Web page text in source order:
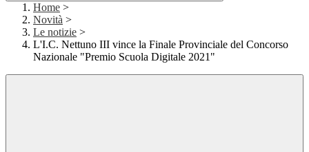
Home >
Novità >
Le notizie >
L'I.C. Nettuno III vince la Finale Provinciale del Concorso
Nazionale "Premio Scuola Digitale 2021"